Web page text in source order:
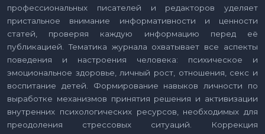
профессиональных писателей и редакторов уделяет
пристальное внимание информативности и ценности
статей, проверяя каждую информацию перед её
публикацией. Тематика журнала охватывает все аспекты
поведения и настроения человека: психическое и
эмоциональное здоровье, личный рост, отношения, секс и
воспитание детей. Формирование навыков личности по
выработке механизмов принятия решения и активизации
внутренних психологических ресурсов, необходимых для
преодоления стрессовых ситуаций. Коррекция